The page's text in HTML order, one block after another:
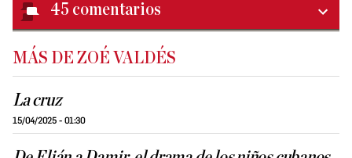
45 comentarios
MÁS DE ZOÉ VALDÉS
La cruz
15/04/2025 - 01:30